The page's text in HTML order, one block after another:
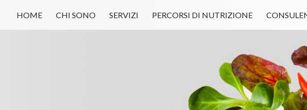
HOME CHI SONO SERVIZI PERCORSI DI NUTRIZIONE